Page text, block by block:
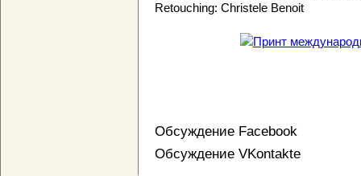
Retouching: Christele Benoit
Обсуждение Facebook
Обсуждение VKontakte